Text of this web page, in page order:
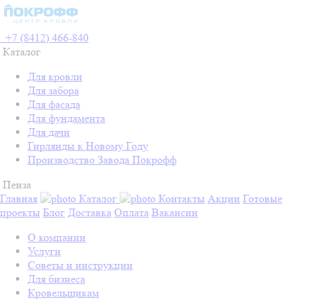
+7 (8412) 466-840
Каталог
Для кровли
Для забора
Для фасада
Для фундамента
Для дачи
Гирлянды к Новому Году
Производство Завода Покрофф
Пенза
Главная
Каталог Контакты Акции Готовые
проекты Блог Доставка Оплата Вакансии
О компании
Услуги
Советы и инструкции
Для бизнеса
Кровельщикам